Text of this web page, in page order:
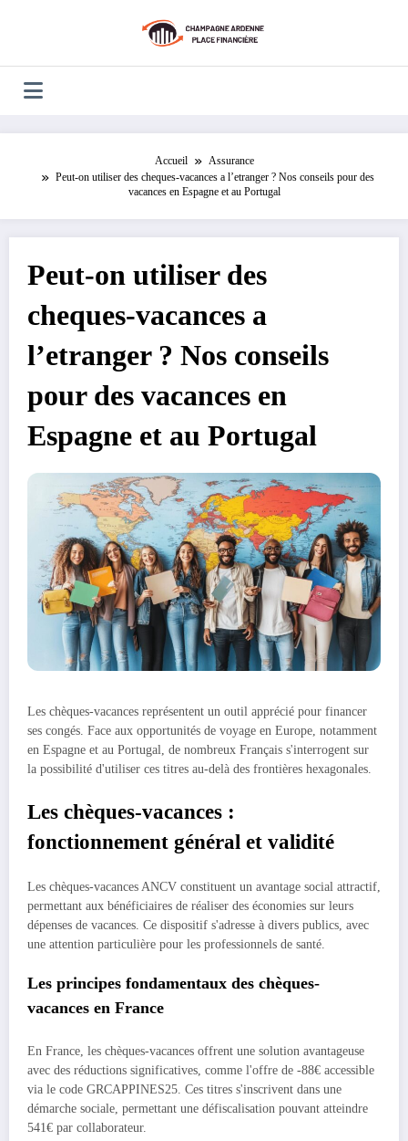
Accueil
Assurance
Peut-on utiliser des cheques-vacances a l’etranger ? Nos conseils pour des
vacances en Espagne et au Portugal
Peut-on utiliser des
cheques-vacances a
l’etranger ? Nos conseils
pour des vacances en
Espagne et au Portugal
Les chèques-vacances représentent un outil apprécié pour financer
ses congés. Face aux opportunités de voyage en Europe, notamment
en Espagne et au Portugal, de nombreux Français s'interrogent sur
la possibilité d'utiliser ces titres au-delà des frontières hexagonales.
Les chèques-vacances :
fonctionnement général et validité
Les chèques-vacances ANCV constituent un avantage social attractif,
permettant aux bénéficiaires de réaliser des économies sur leurs
dépenses de vacances. Ce dispositif s'adresse à divers publics, avec
une attention particulière pour les professionnels de santé.
Les principes fondamentaux des chèques-
vacances en France
En France, les chèques-vacances offrent une solution avantageuse
avec des réductions significatives, comme l'offre de -88€ accessible
via le code GRCAPPINES25. Ces titres s'inscrivent dans une
démarche sociale, permettant une défiscalisation pouvant atteindre
541€ par collaborateur.